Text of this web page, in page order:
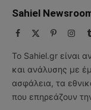
Sahiel
Facebook Pinterest
Το Sahiel.gr είναι
και ανάλυσης με
ασφάλεια, τα
που επηρεάζουν